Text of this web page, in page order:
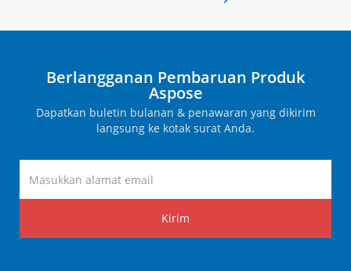
Berlangganan Pembaruan Produk
Aspose
Dapatkan buletin bulanan & penawaran yang dikirim
langsung ke kotak surat Anda.
Kirim